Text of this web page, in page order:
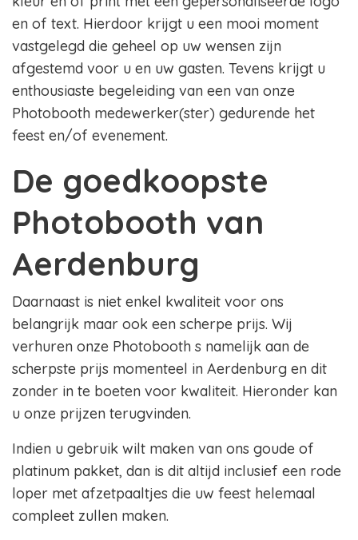
en of text. Hierdoor krijgt u een mooi moment
vastgelegd die geheel op uw wensen zijn
afgestemd voor u en uw gasten. Tevens krijgt u
enthousiaste begeleiding van een van onze
Photobooth medewerker(ster) gedurende het
feest en/of evenement.
De goedkoopste
Photobooth van
Aerdenburg
Daarnaast is niet enkel kwaliteit voor ons
belangrijk maar ook een scherpe prijs. Wij
verhuren onze Photobooth s namelijk aan de
scherpste prijs momenteel in Aerdenburg en dit
zonder in te boeten voor kwaliteit. Hieronder kan
u onze prijzen terugvinden.
Indien u gebruik wilt maken van ons goude of
platinum pakket, dan is dit altijd inclusief een rode
loper met afzetpaaltjes die uw feest helemaal
compleet zullen maken.